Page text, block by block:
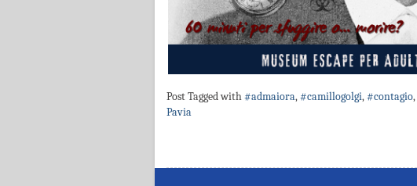
Post Tagged with#admaiora,#camillogolgi,#contagio,
Pavia